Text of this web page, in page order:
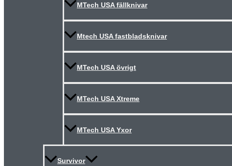
MTech USA fällknivar
Mtech USA fastbladsknivar
MTech USA övrigt
MTech USA Xtreme
MTech USA Yxor
Survivor